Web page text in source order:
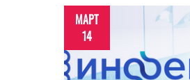
МАРТ
14